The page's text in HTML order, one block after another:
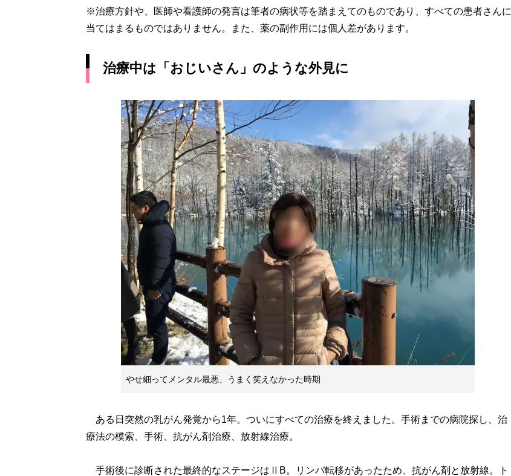
※治療方針や、医師や看護師の発言は筆者の病状等を踏まえてのものであり、すべての患者さんに
当てはまるものではありません。また、薬の副作用には個人差があります。
治療中は「おじいさん」のような外見に
やせ細ってメンタル最悪、うまく笑えなかった時期
ある日突然の乳がん発覚から1年。ついにすべての治療を終えました。手術までの病院探し、治
療法の模索、手術、抗がん剤治療、放射線治療。
手術後に診断された最終的なステージはⅡB。リンパ転移があったため、抗がん剤と放射線。ト